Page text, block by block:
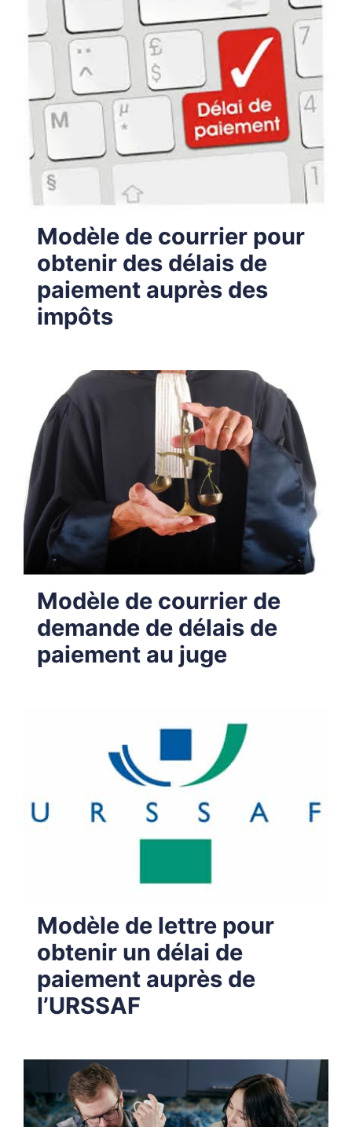
Modèle de courrier pour
obtenir des délais de
paiement auprès des
impôts
Modèle de courrier de
demande de délais de
paiement au juge
Modèle de lettre pour
obtenir un délai de
paiement auprès de
l’URSSAF